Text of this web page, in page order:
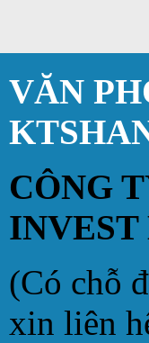
VĂN
CÔNG
(Có chỗ
xin liên